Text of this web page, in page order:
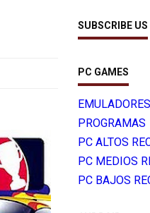
SUBSCRIBE US
PC GAMES
EMULADORES
PROGRAMAS
PC ALTOS
PC MEDIOS
PC BAJOS